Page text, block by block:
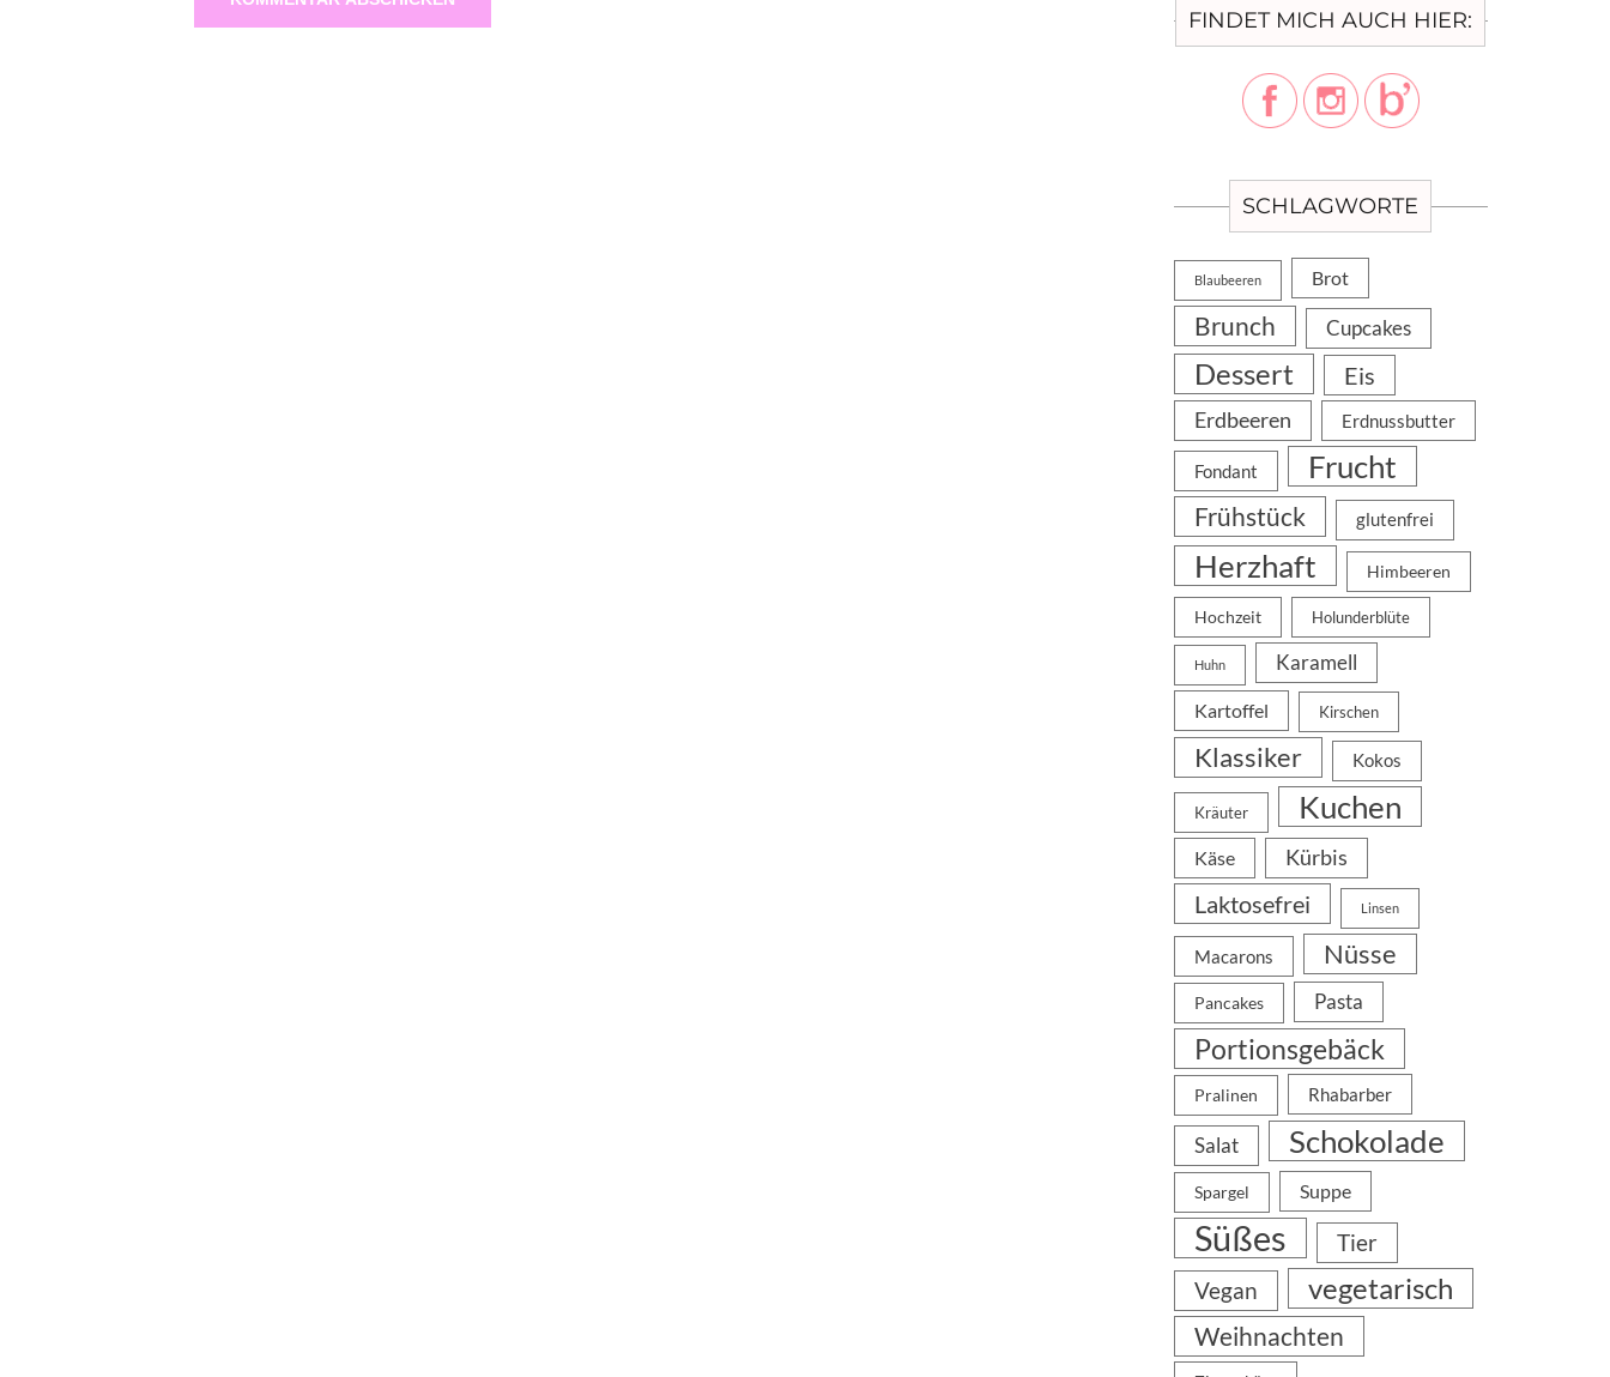
FINDET MICH AUCH HIER:
SCHLAGWORTE
Blaubeeren Brot
Brunch Cupcakes
Dessert Eis
Erdbeeren Erdnussbutter
Fondant Frucht
Frühstück glutenfrei
Herzhaft Himbeeren
Hochzeit Holunderblüte
Huhn Karamell
Kartoffel Kirschen
Klassiker Kokos
Kräuter Kuchen
Käse Kürbis
Laktosefrei Linsen
Macarons Nüsse
Pancakes Pasta
Portionsgebäck
Pralinen Rhabarber
Salat Schokolade
Spargel Suppe
Süßes
Tier
Vegan
vegetarisch
Weihnachten